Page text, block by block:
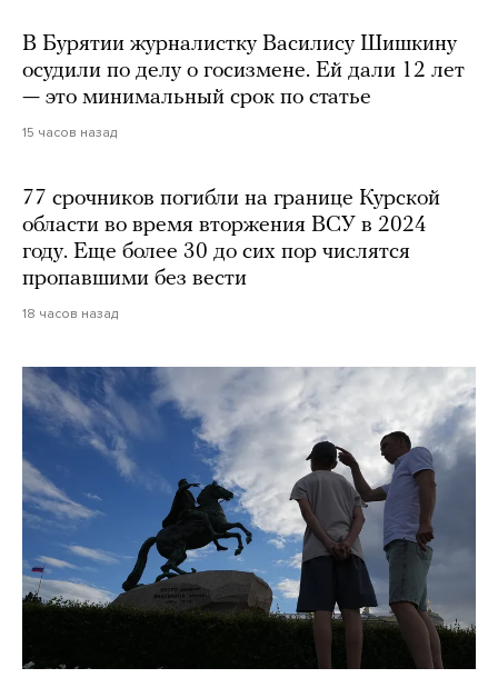
В Бурятии журналистку Василису Шишкину
осудили по делу о госизмене. Ей дали 12 лет
— это минимальный срок по статье
15 часов назад
77 срочников погибли на границе Курской
области во время вторжения ВСУ в 2024
году. Еще более 30 до сих пор числятся
пропавшими без вести
18 часов назад